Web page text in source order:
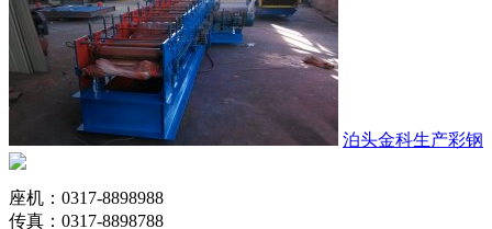
泊头金科生产彩钢
座机：0317-8898988
传真：0317-8898788